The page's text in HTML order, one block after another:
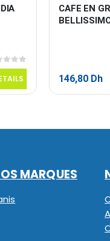
5
CAFE EN
146,80 Dh
MARQUES